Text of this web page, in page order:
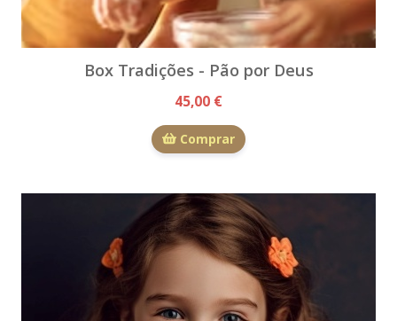
Box Tradições - Pão por Deus
45,00 €
Comprar